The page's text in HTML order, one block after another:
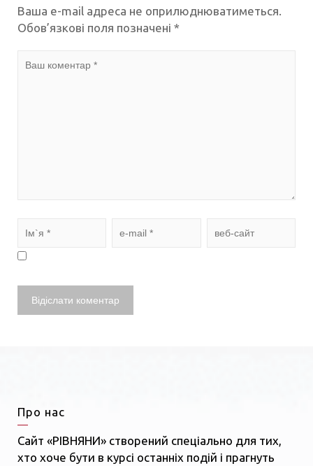
Ваша e-mail адреса не оприлюднюватиметься.
Обов’язкові поля позначені *
Про нас
Сайт «РІВНЯНИ» створений спеціально для тих,
хто хоче бути в курсі останніх подій і прагнуть